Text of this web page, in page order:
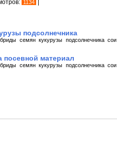
1134 |
подсолнечника
семян кукурузы подсолнечника
посевной материал
семян кукурузы подсолнечника